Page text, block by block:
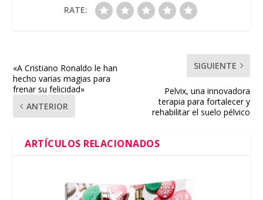
RATE:
«A Cristiano Ronaldo le han
hecho varias magias para
frenar su felicidad»
ANTERIOR
SIGUIENTE
Pelvix, una innovadora
terapia para fortalecer y
rehabilitar el suelo pélvico
ARTÍCULOS RELACIONADOS